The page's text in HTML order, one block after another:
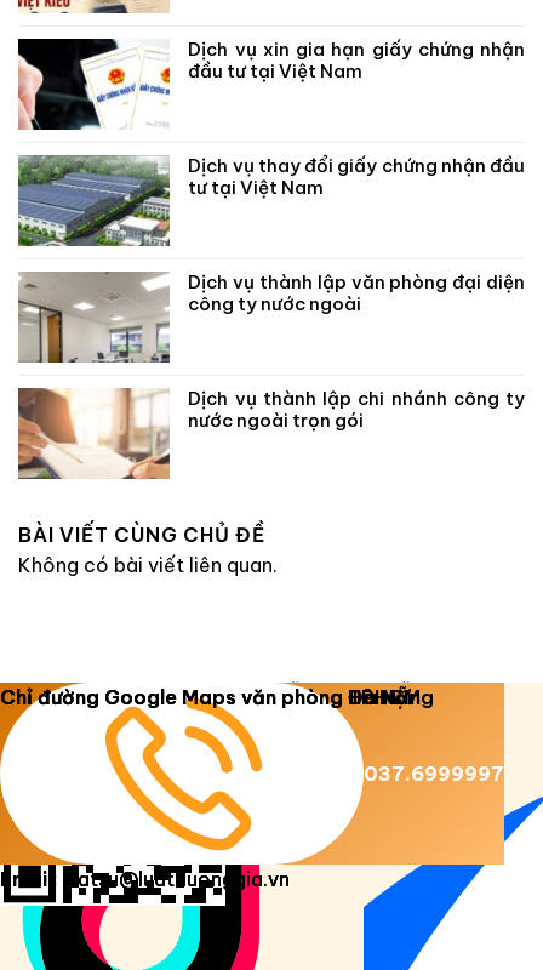
Dịch vụ xin gia hạn giấy chứng nhận
đầu tư tại Việt Nam
Dịch vụ thay đổi giấy chứng nhận đầu
tư tại Việt Nam
Dịch vụ thành lập văn phòng đại diện
công ty nước ngoài
Dịch vụ thành lập chi nhánh công ty
nước ngoài trọn gói
BÀI VIẾT CÙNG CHỦ ĐỀ
Không có bài viết liên quan.
Copyright 2026 © Luật Dương Gia